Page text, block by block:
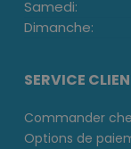
Samedi:
Dimanche:
SERVICE
Commander
Options de